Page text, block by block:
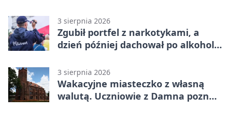
3 sierpnia 2026
Zgubił portfel z narkotykami, a
dzień później dachował po alkoholu
3 sierpnia 2026
Wakacyjne miasteczko z własną
walutą. Uczniowie z Damna poznali